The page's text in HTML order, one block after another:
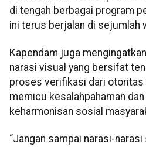
di tengah berbagai program
ini terus berjalan di sejumlah
Kapendam juga
narasi visual yang bersifat
proses verifikasi dari
memicu kesalahpahaman
keharmonisan sosial
“Jangan sampai narasi-